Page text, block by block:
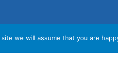
we will assume that you are